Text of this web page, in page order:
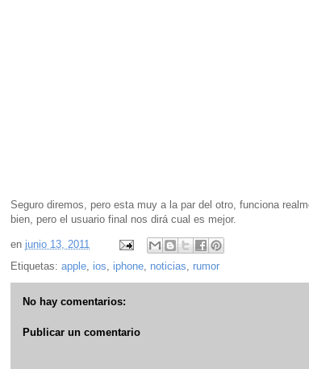
Seguro diremos, pero esta muy a la par del otro, funciona
bien, pero el usuario final nos dirá cual es mejor.
en junio 13, 2011
Etiquetas: apple, ios, iphone, noticias, rumor
No hay comentarios:
Publicar un comentario